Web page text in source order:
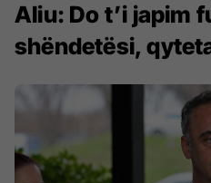
Aliu: Do t’i japim
shëndetësi,